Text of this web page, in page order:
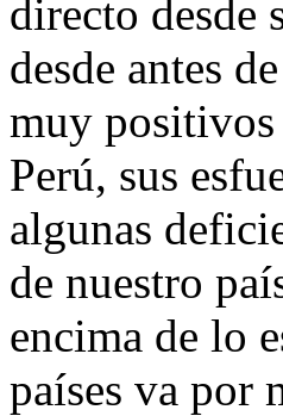
directo desde
desde antes
muy positivos
Perú, sus
algunas
de nuestro
encima de lo
países va por